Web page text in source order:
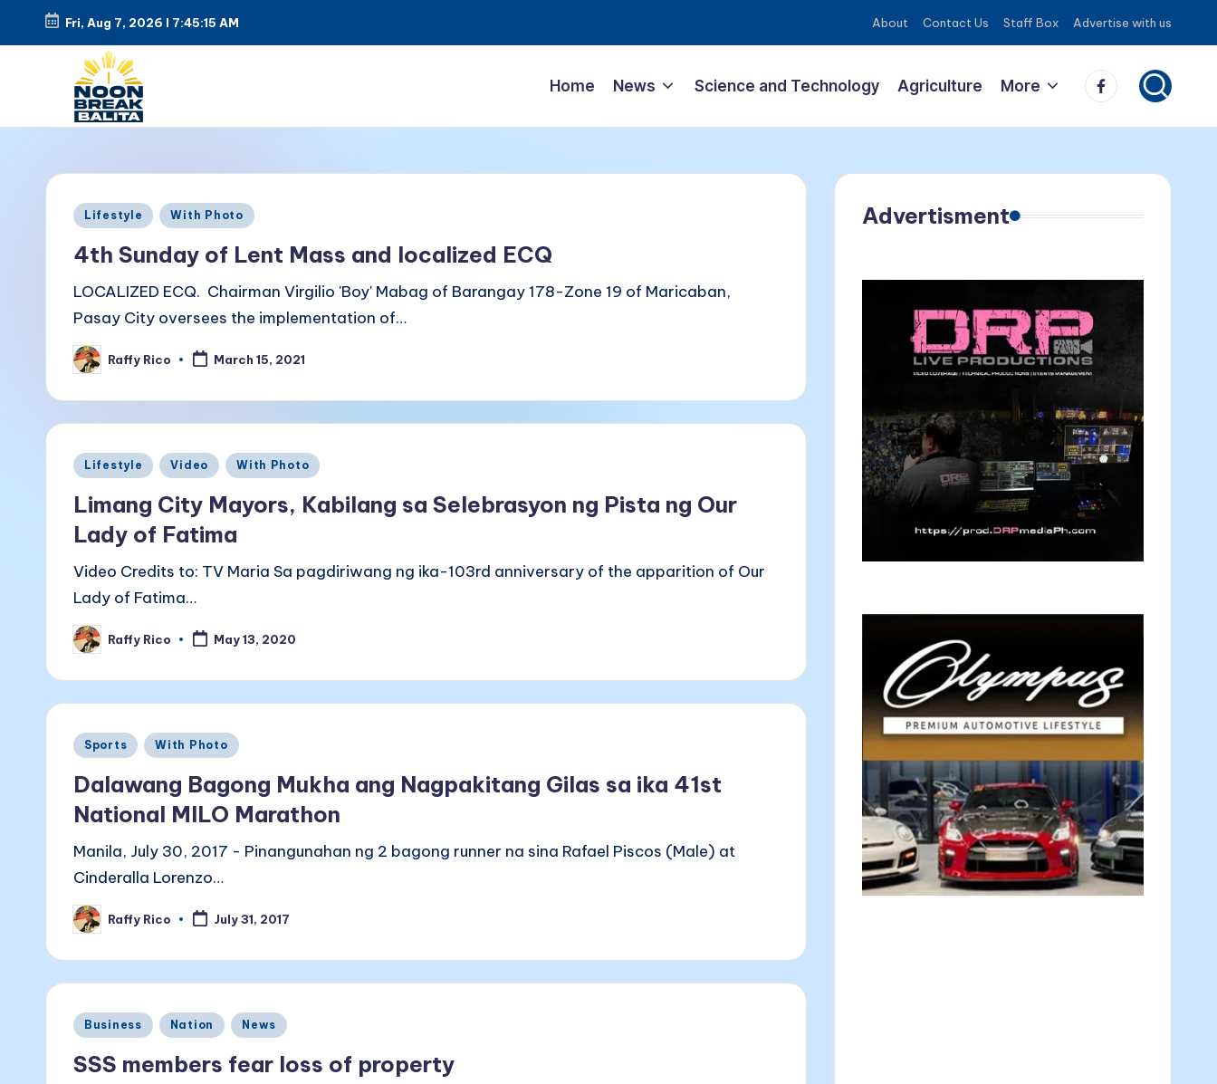
Skip
Fri, Aug 7, 2026 l 7:45:16 AM About Contact Us Staff Box Advertise with us
o
o
n
B
r
e
a
k
B
a
li
t
a
tuwing
tanghali.
Home News Science and Technology Agriculture More Facebook
Posted
Lifestyle With Photo
4th Sunday of Lent Mass and localized ECQ
LOCALIZED ECQ. Chairman Virgilio 'Boy' Mabag of Barangay 178-Zone 19 of Maricaban,
Pasay City oversees the implementation of…
Posted
by
Raffy Rico March 15, 2021
Posted
Lifestyle Video With Photo
Limang City Mayors, Kabilang sa Selebrasyon ng Pista ng Our
Lady of Fatima
Video Credits to: TV Maria Sa pagdiriwang ng ika-103rd anniversary of the apparition of Our
Lady of Fatima…
Posted
by
Raffy Rico May 13, 2020
Posted
Sports With Photo
Dalawang Bagong Mukha ang Nagpakitang Gilas sa ika 41st
National MILO Marathon
Manila, July 30, 2017 - Pinangunahan ng 2 bagong runner na sina Rafael Piscos (Male) at
Cinderalla Lorenzo…
Posted
by
Raffy Rico July 31, 2017
Posted
Business Nation News
SSS members fear loss of property
Advertisment